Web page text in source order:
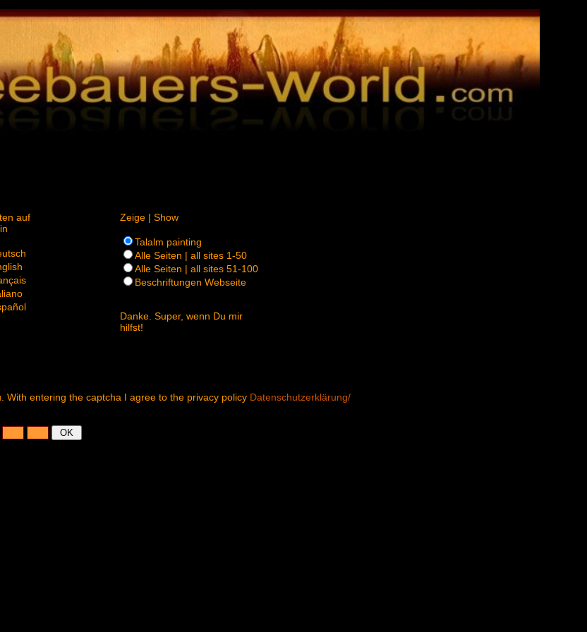
auf
Zeige | Show
Talalm painting
Alle Seiten | all sites 1-50
Alle Seiten | all sites 51-100
Beschriftungen Webseite
Danke. Super, wenn Du mir
hilfst!
entering the captcha I agree to the privacy policy Datenschutzerklärung/